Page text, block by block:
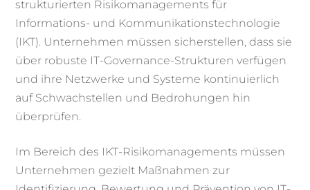
strukturierten Risikomanagements für
Informations- und Kommunikationstechnologie
(IKT). Unternehmen müssen sicherstellen, dass sie
über robuste IT-Governance-Strukturen verfügen
und ihre Netzwerke und Systeme kontinuierlich
auf Schwachstellen und Bedrohungen hin
überprüfen.
Im Bereich des IKT-Risikomanagements müssen
Unternehmen gezielt Maßnahmen zur